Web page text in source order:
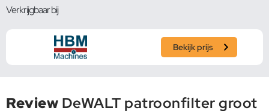
Verkrijgbaar bij
Bekijk prijs
Review DeWALT patroonfilter groot